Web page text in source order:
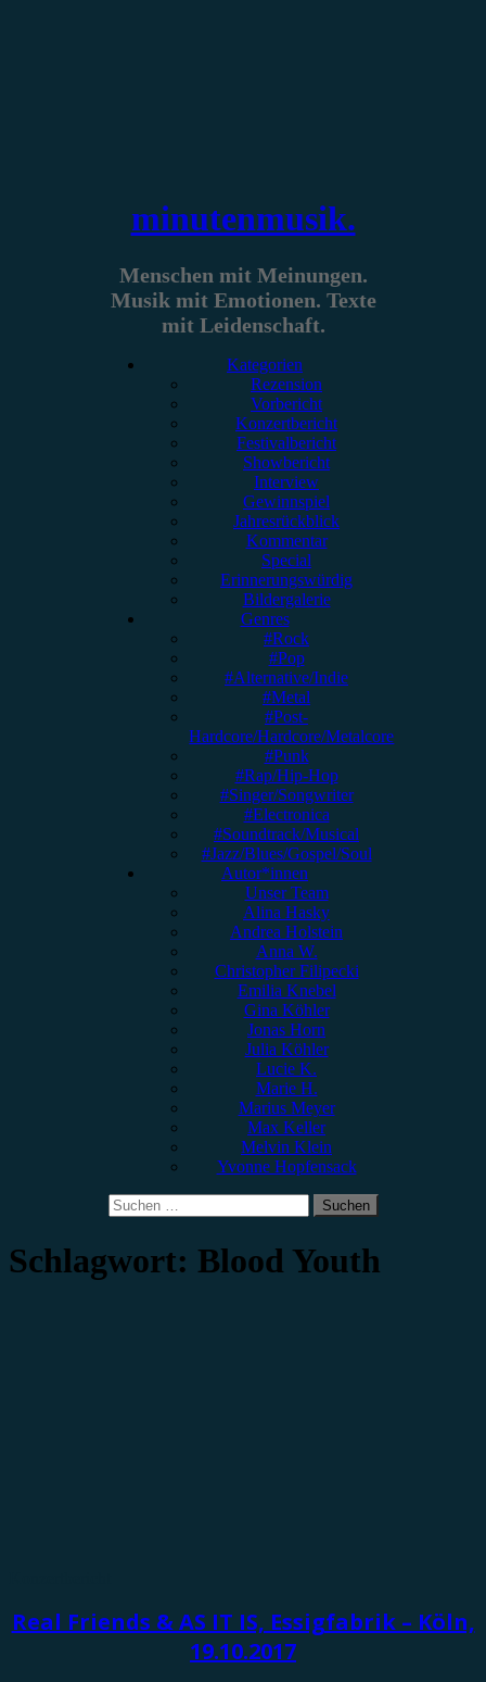
minutenmusik.
Menschen mit Meinungen.
Musik mit Emotionen. Texte
mit Leidenschaft.
Kategorien
Rezension
Vorbericht
Konzertbericht
Festivalbericht
Showbericht
Interview
Gewinnspiel
Jahresrückblick
Kommentar
Special
Erinnerungswürdig
Bildergalerie
Genres
#Rock
#Pop
#Alternative/Indie
#Metal
#Post-
Hardcore/Hardcore/Metalcore
#Punk
#Rap/Hip-Hop
#Singer/Songwriter
#Electronica
#Soundtrack/Musical
#Jazz/Blues/Gospel/Soul
Autor*innen
Unser Team
Alina Hasky
Andrea Holstein
Anna W.
Christopher Filipecki
Emilia Knebel
Gina Köhler
Jonas Horn
Julia Köhler
Lucie K.
Marie H.
Marius Meyer
Max Keller
Melvin Klein
Yvonne Hopfensack
Suchen
nach:
Schlagwort: Blood Youth
Real Friends & AS IT IS, Essigfabrik – Köln,
19.10.2017